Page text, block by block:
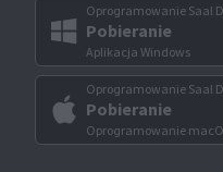
Oprogramowanie Saal
Pobieranie
Aplikacja Windows
Oprogramowanie Saal
Pobieranie
Oprogramowanie